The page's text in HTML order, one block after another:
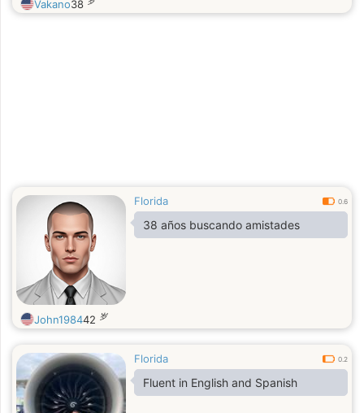
Vakano38
Florida 0.6
38 años buscando amistades
John198442 岁
Florida 0.2
Fluent in English and Spanish